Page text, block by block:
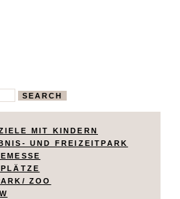
SEARCH
MIT KINDERN
UND FREIZEITPARK
ZOO